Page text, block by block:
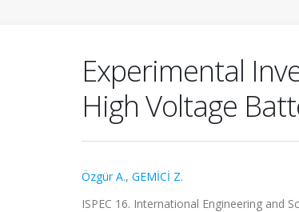
Experimental
High Voltage
Özgür A., GEMİCİ Z.
ISPEC 16. International Engineering and